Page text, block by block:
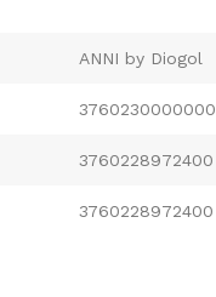
ANNI by Diogol
3760230000000
3760228972400
3760228972400